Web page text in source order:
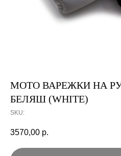
МОТО ВАРЕЖКИ НА
БЕЛЯШ (WHITE)
SKU:
3570,00 р.